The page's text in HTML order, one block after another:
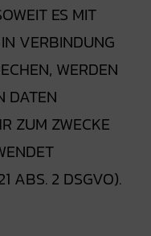
ES MIT
VERBINDUNG
WERDEN
DATEN
ZUM ZWECKE
ABS. 2 DSGVO).